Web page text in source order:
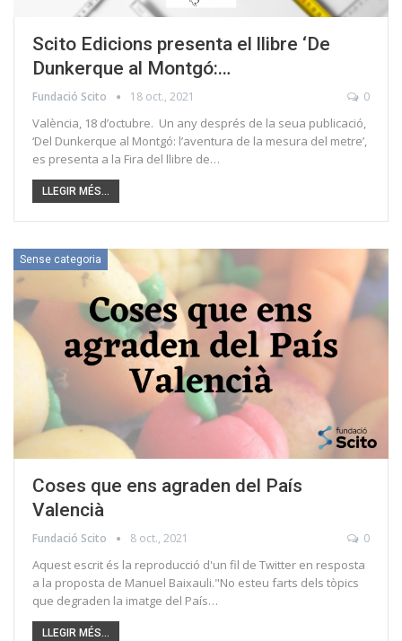
Scito Edicions presenta el llibre ‘De
Dunkerque al Montgó:…
Fundació Scito 18 oct., 2021 0
València, 18 d’octubre. Un any després de la seua publicació,
‘Del Dunkerque al Montgó: l’aventura de la mesura del metre’,
es presenta a la Fira del llibre de…
LLEGIR MÉS...
Sense categoria
Coses que ens agraden del País
Valencià
Fundació Scito 8 oct., 2021 0
Aquest escrit és la reproducció d'un fil de Twitter en resposta
a la proposta de Manuel Baixauli."No esteu farts dels tòpics
que degraden la imatge del País…
LLEGIR MÉS...